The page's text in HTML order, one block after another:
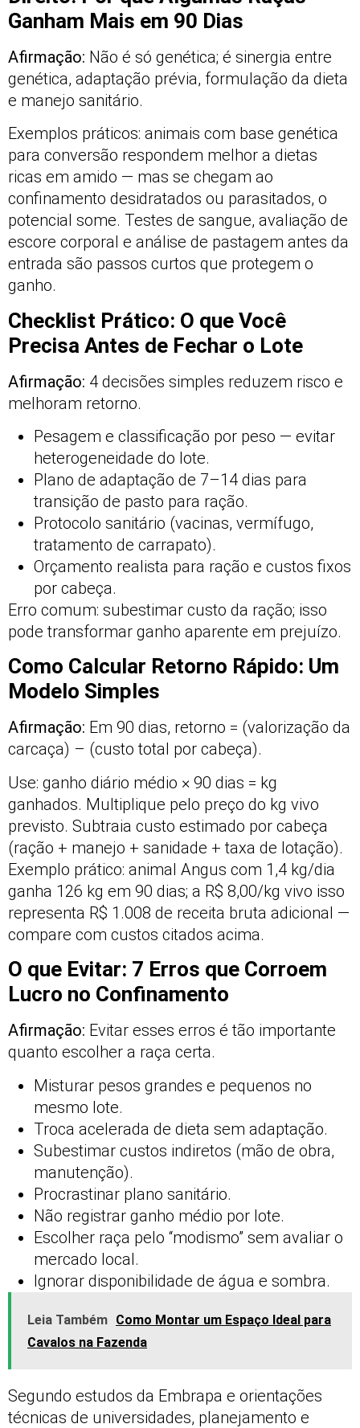
Ganham Mais em 90 Dias
Afirmação: Não é só genética; é sinergia entre
genética, adaptação prévia, formulação da dieta
e manejo sanitário.
Exemplos práticos: animais com base genética
para conversão respondem melhor a dietas
ricas em amido — mas se chegam ao
confinamento desidratados ou parasitados, o
potencial some. Testes de sangue, avaliação de
escore corporal e análise de pastagem antes da
entrada são passos curtos que protegem o
ganho.
Checklist Prático: O que Você
Precisa Antes de Fechar o Lote
Afirmação: 4 decisões simples reduzem risco e
melhoram retorno.
Pesagem e classificação por peso — evitar
heterogeneidade do lote.
Plano de adaptação de 7–14 dias para
transição de pasto para ração.
Protocolo sanitário (vacinas, vermífugo,
tratamento de carrapato).
Orçamento realista para ração e custos fixos
por cabeça.
Erro comum: subestimar custo da ração; isso
pode transformar ganho aparente em prejuízo.
Como Calcular Retorno Rápido: Um
Modelo Simples
Afirmação: Em 90 dias, retorno = (valorização da
carcaça) – (custo total por cabeça).
Use: ganho diário médio × 90 dias = kg
ganhados. Multiplique pelo preço do kg vivo
previsto. Subtraia custo estimado por cabeça
(ração + manejo + sanidade + taxa de lotação).
Exemplo prático: animal Angus com 1,4 kg/dia
ganha 126 kg em 90 dias; a R$ 8,00/kg vivo isso
representa R$ 1.008 de receita bruta adicional —
compare com custos citados acima.
O que Evitar: 7 Erros que Corroem
Lucro no Confinamento
Afirmação: Evitar esses erros é tão importante
quanto escolher a raça certa.
Misturar pesos grandes e pequenos no
mesmo lote.
Troca acelerada de dieta sem adaptação.
Subestimar custos indiretos (mão de obra,
manutenção).
Procrastinar plano sanitário.
Não registrar ganho médio por lote.
Escolher raça pelo “modismo” sem avaliar o
mercado local.
Ignorar disponibilidade de água e sombra.
Leia Também Como Montar um Espaço Ideal para
Cavalos na Fazenda
Segundo estudos da Embrapa e orientações
técnicas de universidades, planejamento e